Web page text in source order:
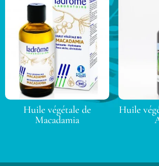
Huile végétale de
Macadamia
Huile